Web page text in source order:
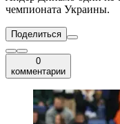
чемпионата Украины.
Поделиться
0
комментарии